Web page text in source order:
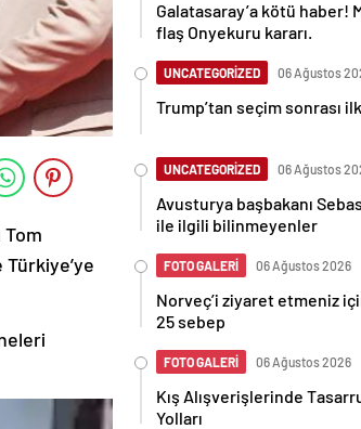
Galatasaray’a kötü haber!
flaş Onyekuru kararı.
UNCATEGORİZED 06 Ağustos
Trump’tan seçim sonrası
UNCATEGORİZED 06 Ağustos
Avusturya başbakanı
ile ilgili bilinmeyenler
FOTO GALERİ 06 Ağustos 2026
Norveç’i ziyaret etmeniz
25 sebep
FOTO GALERİ 06 Ağustos 2026
Kış Alışverişlerinde
Yolları